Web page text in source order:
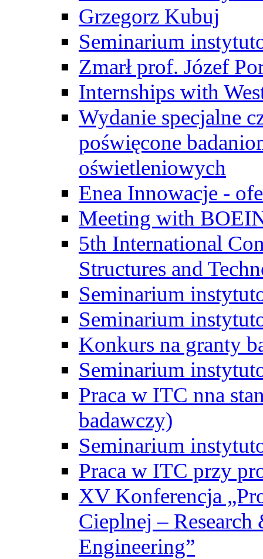
Grzegorz Kubuj
Seminarium
Zmarł prof. Józef
Internships with
Wydanie specjalne
poświęcone
oświetleniowych
Enea Innowacje -
Meeting with
5th International
Structures and
Seminarium
Seminarium
Konkurs na granty
Seminarium
Praca w ITC nna
badawczy)
Seminarium
Praca w ITC przy
XV Konferencja
Cieplnej –
Engineering”